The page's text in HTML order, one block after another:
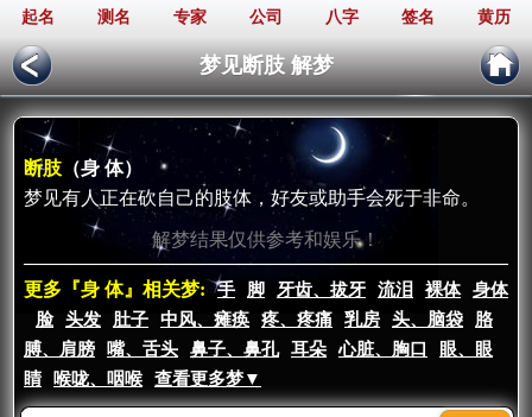
起名 测名 专家 公司 八字 签名 黄历
梦见断肢 解梦
断肢 （身 体）
梦见有人正在砍自己的肢体，好友或助手会死于非命。
解梦结果仅供参考和娱乐！
更多『身 体』相关梦: 手 脚 牙齿、拔牙 流泪 裸体
身体
脸
头发 肚子 中风、瘫痪 疼、疼痛 乳房 头、脑袋
胳
膊、肩膀
嘴、舌头 鼻子、鼻孔 耳朵 心脏、胸口
眼、眼
睛
喉咙、咽喉 查看更多梦▼